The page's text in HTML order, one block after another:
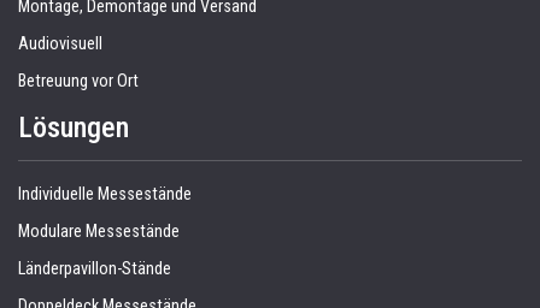
Montage, Demontage und Versand
Audiovisuell
Betreuung vor Ort
Lösungen
Individuelle Messestände
Modulare Messestände
Länderpavillon-Stände